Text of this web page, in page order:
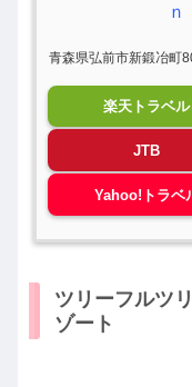
青森県弘前市新鍛冶
楽天トラベル
JTB
Yahoo!トラベ
ツリーフルツ
ゾート